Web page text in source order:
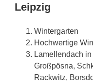
Leipzig
Wintergarten
Hochwertige
Lamellendach
Großpösna,
Rackwitz,